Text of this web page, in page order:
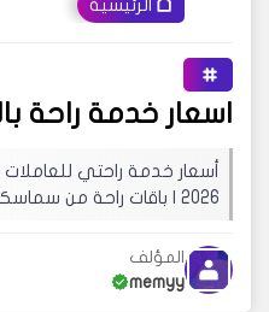
الرئيسية
اسعار خدمة راحة
أسعار خدمة راحتي
2026 | باقات راحة من سماسكو تقدّم لكم موقع …
المؤلف
memyy